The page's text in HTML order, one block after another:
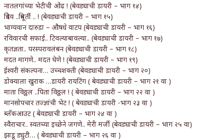
नातलगांच्या भेटीची ओढ ! (बेवड्याची डायरी – भाग १४)
त्रिदेव ..त्रिमूर्ती .. ! (बेवड्याची डायरी – भाग १५)
भाग्यवान दारुडा – औषधे वाटप (बेवड्याची डायरी – भाग १६)
रविवारची सफाई.. टिवल्याबावल्या.. (बेवड्याची डायरी – भाग १७)
कृतज्ञता.. परस्परावलंबन (बेवड्याची डायरी – भाग १८)
मदत मागणे.. मदत घेणे ! (बेवड्याची डायरी – भाग १९)
ईश्वरी संकल्पना… उच्चशक्ती (बेवड्याची डायरी – भाग २०)
डोक्याला खुराक …डायरी रायटिंग ( बेवड्याची डायरी – भाग २१ वा )
माता विठ्ठल ..पिता विठ्ठल ! ( बेवड्याची डायरी – भाग २२ वा )
मानसोपचार तज्ज्ञांची भेट ! ( बेवड्याची डायरी -भाग २३ वा )
ब्लँकआउट ( बेवड्याची डायरी – भाग २४ वा )
स्वैराचार.. स्वतच्या इच्छेने जगणे.. मेरी मर्जी (बेवड्याची डायरी – भाग २५ वा)
झाडू ड्युटी… ( बेवड्याची डायरी – भाग २६ वा )